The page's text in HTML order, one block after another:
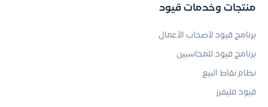
منتجات وخدمات قيود
برنامج قيود لأصحاب الأعمال
برنامج قيود للمحاسبين
نظام نقاط البيع
قيود فليفرز